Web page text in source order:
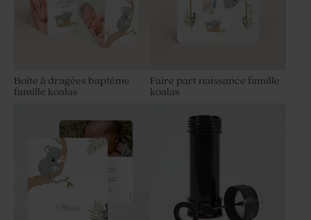
Boite à dragées baptême
famille koalas
Faire part naissance famille
koalas